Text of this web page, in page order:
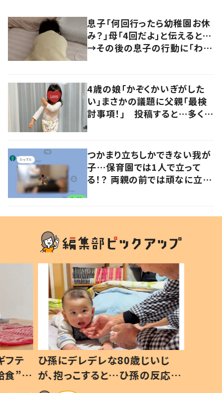
息子「何回行ったら幼稚園お休
み？」母「4回だよ」と伝えると…
→その後の息子の行動に「わか
4歳の娘「かぞくかいぎがした
い」まさかの議題に父親「最検
討事項！」 投稿すると…多くの
つかまり立ちしかできない我が
子…保育園では1人で立って
る！？ 両親の前では頑なに立た
じ
応に
仕方な
生後8ヶ月で亡くなった息子 約
3年半後、当時の妻の日記に書い
てあった本音とは